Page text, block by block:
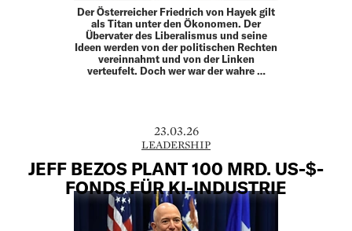
Der Österreicher Friedrich von Hayek gilt
als Titan unter den Ökonomen. Der
Übervater des Liberalismus und seine
Ideen werden von der politischen Rechten
vereinnahmt und von der Linken
verteufelt. Doch wer war der wahre …
23.03.26
LEADERSHIP
JEFF BEZOS PLANT 100 MRD. US-$-
FONDS FÜR KI-INDUSTRIE